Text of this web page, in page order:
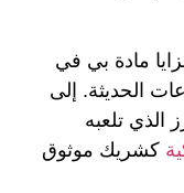
مادة بي في
الحديثة. إلى
الذي تلعبه
كشريك موثوق